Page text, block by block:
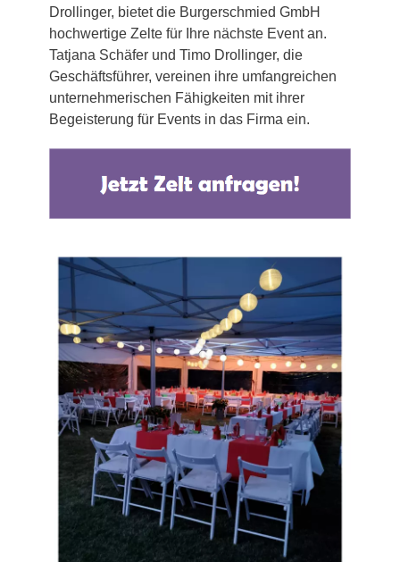
Drollinger, bietet die Burgerschmied GmbH
hochwertige Zelte für Ihre nächste Event an.
Tatjana Schäfer und Timo Drollinger, die
Geschäftsführer, vereinen ihre umfangreichen
unternehmerischen Fähigkeiten mit ihrer
Begeisterung für Events in das Firma ein.